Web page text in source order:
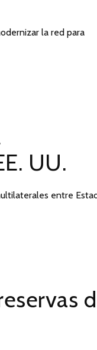
la red para
UU.
entre